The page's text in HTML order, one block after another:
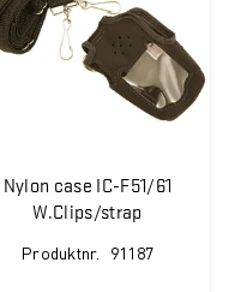
Nylon case IC-F51/61
W.Clips/strap
Produktnr. 91187